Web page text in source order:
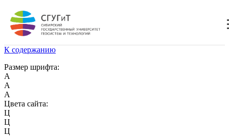
К содержанию
Размер шрифта:
A
A
A
Цвета сайта:
Ц
Ц
Ц